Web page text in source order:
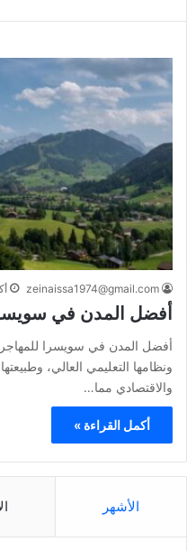
zeinaissa1974@gmail.com
أفضل المدن في
أفضل المدن في سويسرا
ونظامها التعليمي العالي،
والاقتصادي مما…
أكمل القراءة »
الأشهر